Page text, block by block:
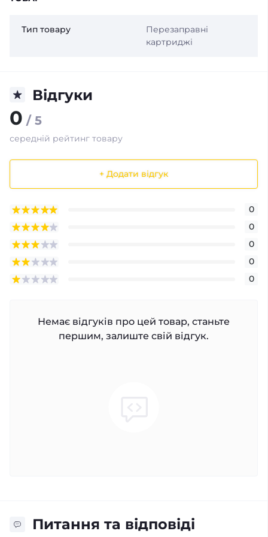
Тип товару
Перезаправні
картриджі
Відгуки
0 / 5
середній рейтинг товару
+ Додати відгук
0
0
0
0
0
Немає відгуків про цей товар, станьте
першим, залиште свій відгук.
Питання та відповіді